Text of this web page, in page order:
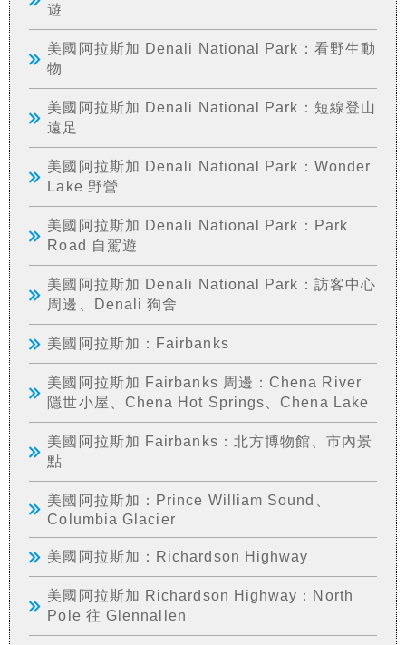
遊
美國阿拉斯加 Denali National Park：看野生動
物
美國阿拉斯加 Denali National Park：短線登山
遠足
美國阿拉斯加 Denali National Park：Wonder
Lake 野營
美國阿拉斯加 Denali National Park：Park
Road 自駕遊
美國阿拉斯加 Denali National Park：訪客中心
周邊、Denali 狗舍
美國阿拉斯加：Fairbanks
美國阿拉斯加 Fairbanks 周邊：Chena River
隱世小屋、Chena Hot Springs、Chena Lake
美國阿拉斯加 Fairbanks：北方博物館、市內景
點
美國阿拉斯加：Prince William Sound、
Columbia Glacier
美國阿拉斯加：Richardson Highway
美國阿拉斯加 Richardson Highway：North
Pole 往 Glennallen